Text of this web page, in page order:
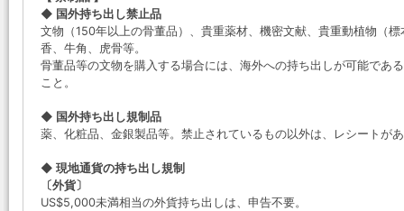
◆ 国外持ち出し禁止品
文物（150年以上の骨董品）、貴重薬材、機密文献、貴重動植物（
香、牛角、虎骨等。
骨董品等の文物を購入する場合には、海外への持ち出しが可能であ
こと。
◆ 国外持ち出し規制品
薬、化粧品、金銀製品等。禁止されているもの以外は、レシートが
◆ 現地通貨の持ち出し規制
〔外貨〕
US$5,000未満相当の外貨持ち出しは、申告不要。